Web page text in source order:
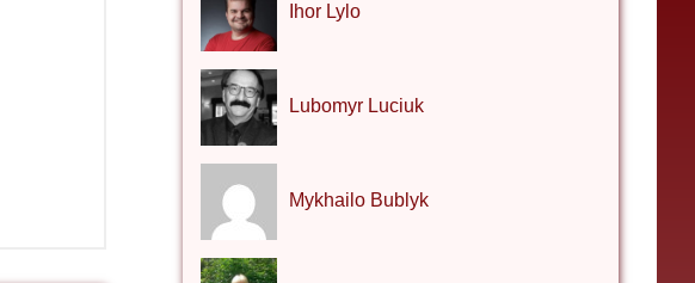
Ihor Lylo
Lubomyr Luciuk
Mykhailo Bublyk